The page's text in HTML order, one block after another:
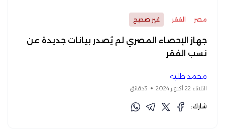
مصر الفقر غير صحيح
جهاز الإحصاء المصري لم يُصدر بيانات جديدة عن
نسب الفقر
محمد طلبه
الثلاثاء 22 أكتوبر 2024 3دقائق
شارك: